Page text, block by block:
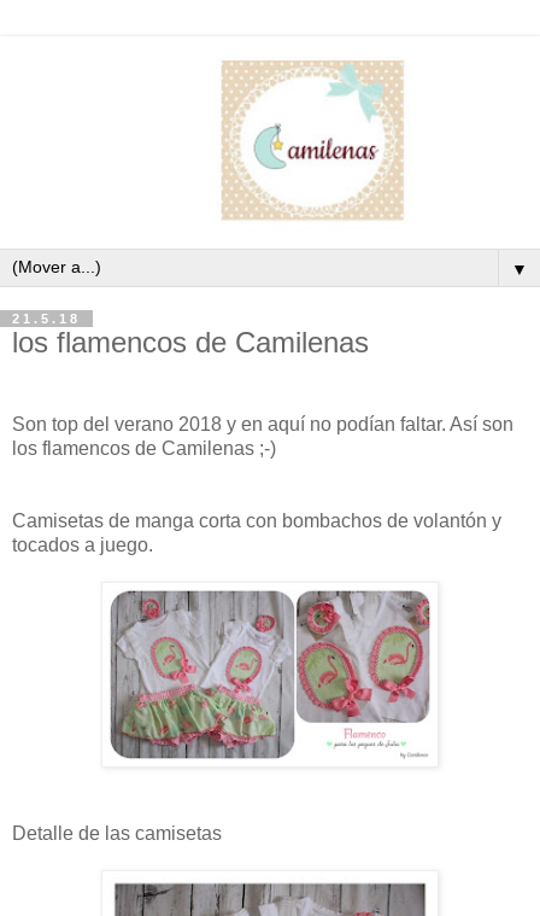
▼
21.5.18
los flamencos de Camilenas
Son top del verano 2018 y en aquí no podían faltar. Así son
los flamencos de Camilenas ;-)
Camisetas de manga corta con bombachos de volantón y
tocados a juego.
Detalle de las camisetas